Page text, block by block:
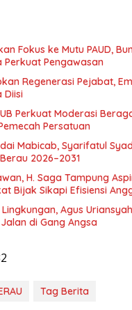
Fokus ke Mutu PAUD,
Pengawasan
Regenerasi Pejabat,
Diisi
Perkuat Moderasi
Persatuan
Mabicab, Syarifatul
2026–2031
H. Saga Tampung
Bijak Sikapi Efisiensi
Agus
di Gang Angsa
Tag Berita